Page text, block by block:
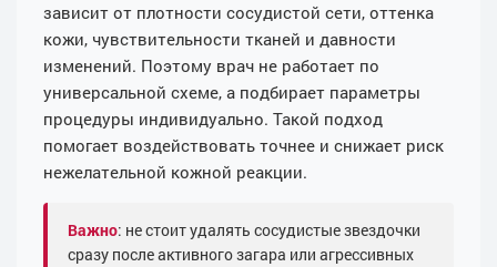
зависит от плотности сосудистой сети, оттенка
кожи, чувствительности тканей и давности
изменений. Поэтому врач не работает по
универсальной схеме, а подбирает параметры
процедуры индивидуально. Такой подход
помогает воздействовать точнее и снижает риск
нежелательной кожной реакции.
Важно: не стоит удалять сосудистые звездочки
сразу после активного загара или агрессивных